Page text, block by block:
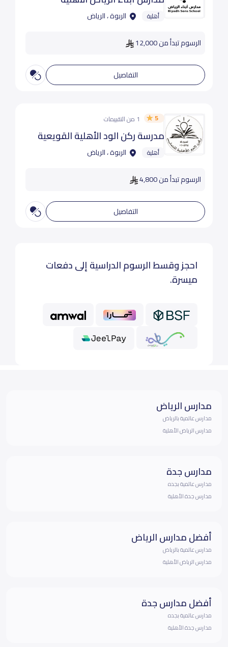
أهلية الربوة ، الرياض
الرسوم تبدأ من 12,000
التفاصيل
5 1 من التقييمات
مدرسة ركن الود الأهلية القويعية
أهلية الربوة ، الرياض
الرسوم تبدأ من 4,800
التفاصيل
احجز وقسط الرسوم الدراسية إلى دفعات
ميسرة.
مدارس الرياض
مدارس عالمية بالرياض
مدارس الرياض الأهلية
مدارس جدة
مدارس عالمية بجده
مدارس جدة الأهلية
أفضل مدارس الرياض
مدارس عالمية بالرياض
مدارس الرياض الأهلية
أفضل مدارس جدة
مدارس عالمية بجده
مدارس جدة الأهلية